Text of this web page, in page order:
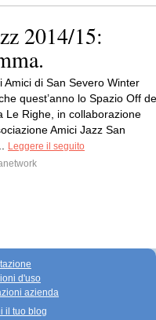
2014/15:
Amici di San Severo Winter
quest’anno lo Spazio Off
Le Righe, in collaborazione
Amici Jazz San
Leggere il seguito
d'uso
azienda
il tuo blog